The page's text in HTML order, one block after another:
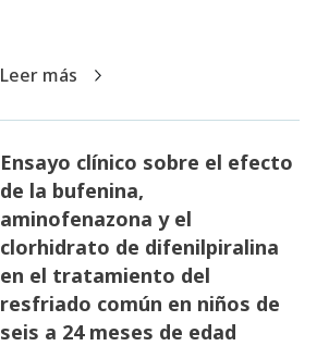
Leer más
Ensayo clínico sobre el efecto
de la bufenina,
aminofenazona y el
clorhidrato de difenilpiralina
en el tratamiento del
resfriado común en niños de
seis a 24 meses de edad